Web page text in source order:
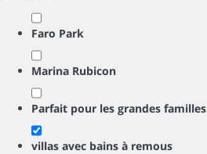
Faro Park
Marina Rubicon
Parfait pour les grandes familles
villas avec bains à remous